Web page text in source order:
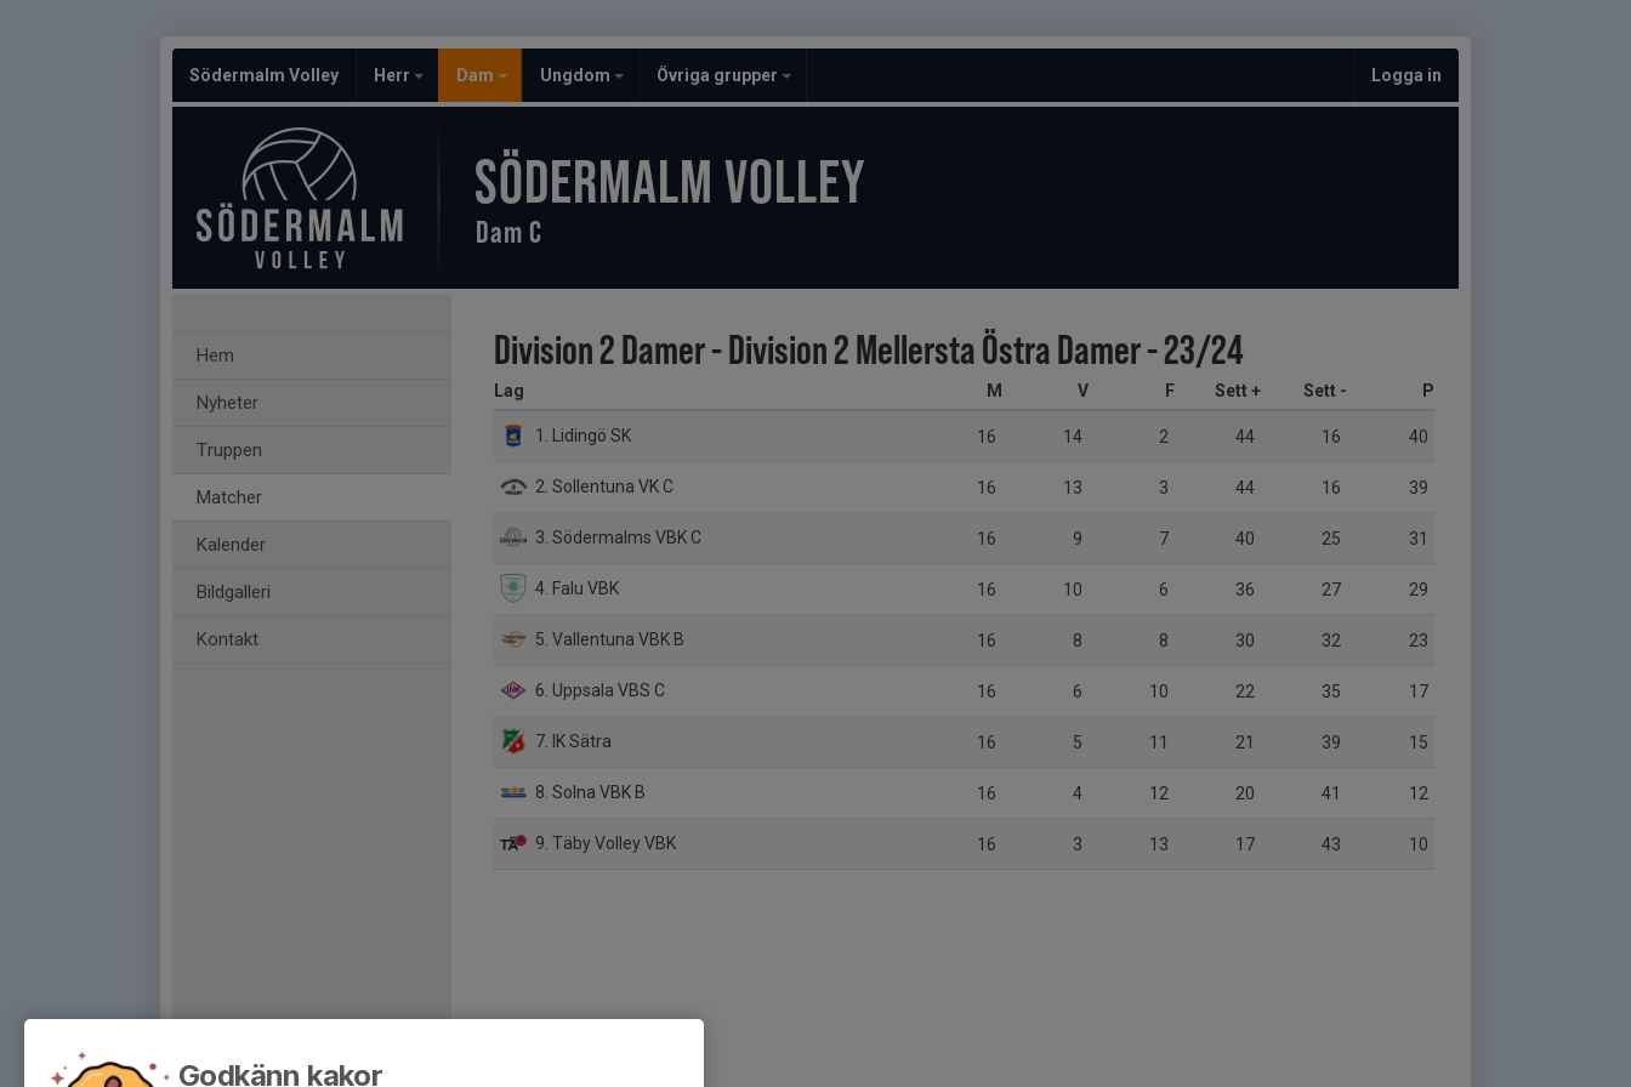
Södermalm Volley Herr Dam Ungdom Övriga grupper Logga in
SÖDERMALM VOLLEY
Dam C
Hem
Nyheter
Truppen
Matcher
Kalender
Bildgalleri
Kontakt
Division 2 Damer - Division 2 Mellersta Östra Damer - 23/24
Lag M V F Sett + Sett - P
1. Lidingö SK 16 14 2 44 16 40
2. Sollentuna VK C 16 13 3 44 16 39
3. Södermalms VBK C 16 9 7 40 25 31
4. Falu VBK 16 10 6 36 27 29
5. Vallentuna VBK B 16 8 8 30 32 23
6. Uppsala VBS C 16 6 10 22 35 17
7. IK Sätra 16 5 11 21 39 15
8. Solna VBK B 16 4 12 20 41 12
9. Täby Volley VBK 16 3 13 17 43 10
Godkänn kakor